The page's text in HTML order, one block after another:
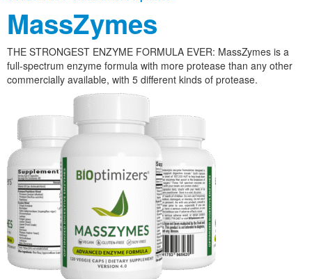
MassZymes
THE STRONGEST ENZYME FORMULA EVER: MassZymes is a
full-spectrum enzyme formula with more protease than any other
commercially available, with 5 different kinds of protease.